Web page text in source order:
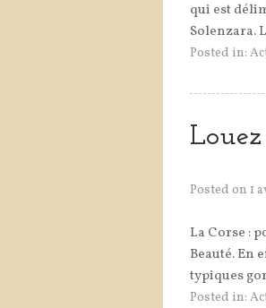
qui est
Solenzara.
Posted in:
Posted on 1
La Corse :
Beauté. En
typiques
Posted in: